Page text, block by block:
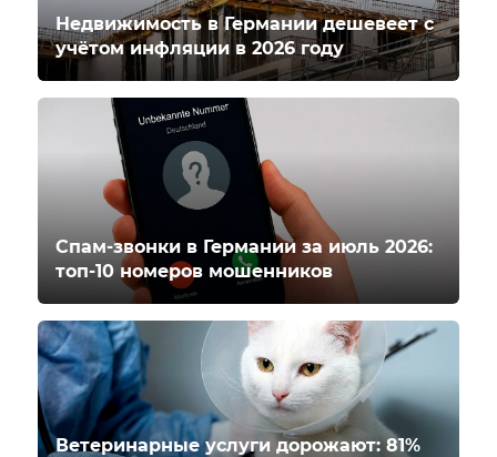
Недвижимость в Германии дешевеет с
учётом инфляции в 2026 году
Спам-звонки в Германии за июль 2026:
топ-10 номеров мошенников
Ветеринарные услуги дорожают: 81%